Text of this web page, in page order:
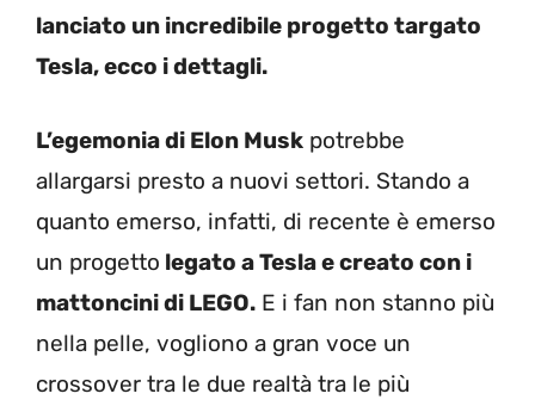
lanciato un incredibile progetto targato
Tesla, ecco i dettagli.
L’egemonia di Elon Musk potrebbe
allargarsi presto a nuovi settori. Stando a
quanto emerso, infatti, di recente è emerso
un progetto legato a Tesla e creato con i
mattoncini di LEGO. E i fan non stanno più
nella pelle, vogliono a gran voce un
crossover tra le due realtà tra le più